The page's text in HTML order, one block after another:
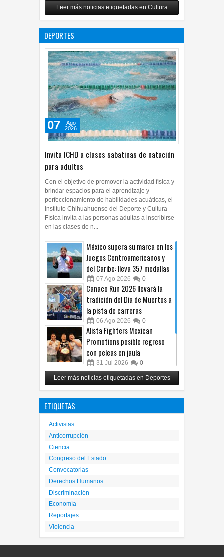
Copian proyecto pictórico del
exalcalde Juan Blanco
Leer más noticias etiquetadas en Cultura
DEPORTES
Invita ICHD a clases sabatinas de natación
para adultos
07
Ago
2026
Con el objetivo de promover la actividad física y
brindar espacios para el aprendizaje y
perfeccionamiento de habilidades acuáticas, el
Instituto Chihuahuense del Deporte y Cultura
Física invita a las personas adultas a inscribirse
en las clases de n...
México supera su marca en los
Juegos Centroamericanos y
del Caribe: lleva 357 medallas
07 Ago 2026 0
Canaco Run 2026 llevará la
tradición del Día de Muertos a
la pista de carreras
06 Ago 2026 0
Alista Fighters Mexican
Promotions posible regreso
con peleas en jaula
31 Jul 2026 0
Reunirá Box de Barrios a
peleadores de nueve
municipios este fin de semana
Leer más noticias etiquetadas en Deportes
ETIQUETAS
Activistas
Anticorrupción
Ciencia
Congreso del Estado
Convocatorias
Derechos Humanos
Discriminación
Economía
Reportajes
Violencia